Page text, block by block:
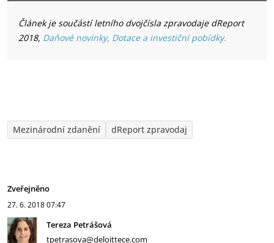
Článek je součástí letního dvojčísla zpravodaje dReport
2018, Daňové novinky, Dotace a investiční pobídky.
Mezinárodní zdanění dReport zpravodaj
Zveřejněno
27. 6. 201807:47
Tereza Petrášová
tpetrasova@deloittece.com